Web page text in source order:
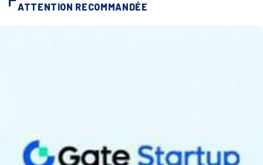
ATTENTION RECOMMANDÉE